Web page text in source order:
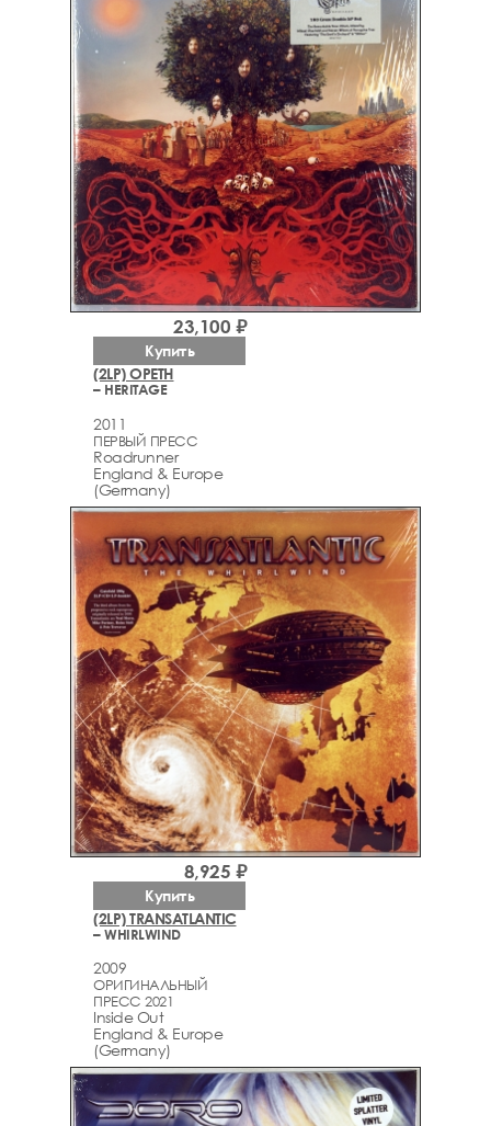
(2LP) OPETH
– HERITAGE
2011
ПЕРВЫЙ ПРЕСС
Roadrunner
England & Europe
(Germany)
23,100 ₽
Купить
(2LP) TRANSATLANTIC
– WHIRLWIND
2009
ОРИГИНАЛЬНЫЙ
ПРЕСС 2021
Inside Out
England & Europe
(Germany)
8,925 ₽
Купить